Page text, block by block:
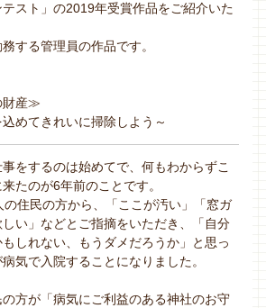
テスト」の2019年受賞作品をご紹介いた
する管理員の作品です。
財産≫
めてきれいに掃除しよう～
をするのは始めてで、何もわからずこ
たのが6年前のことです。
住民の方から、「ここが汚い」「窓ガ
い」などとご指摘をいただき、「自分
しれない、もうダメだろうか」と思っ
気で入院することになりました。
方が「病気にご利益のある神社のお守